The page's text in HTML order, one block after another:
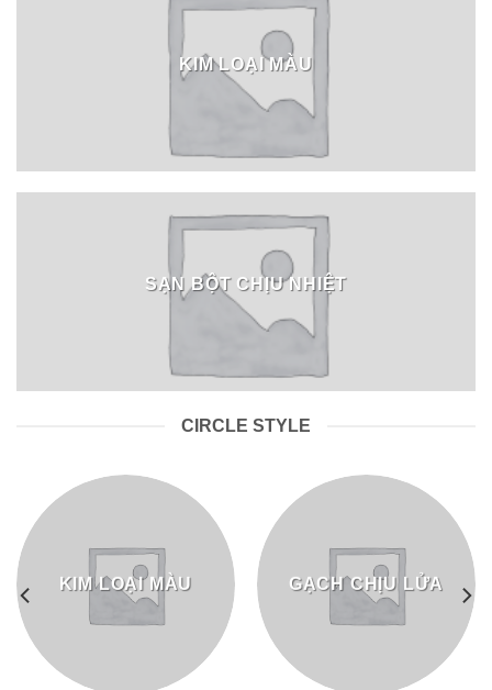
KIM LOẠI MÀU
SẠN BỘT CHỊU NHIỆT
CIRCLE STYLE
KIM LOẠI MÀU GẠCH CHỊU LỬA